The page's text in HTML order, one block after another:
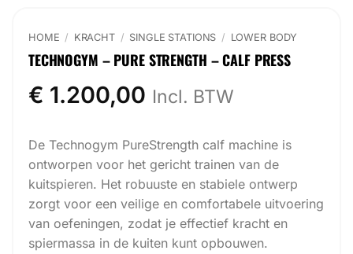
HOME / KRACHT / SINGLE STATIONS / LOWER BODY
TECHNOGYM – PURE STRENGTH – CALF PRESS
€ 1.200,00 Incl. BTW
De Technogym PureStrength calf machine is
ontworpen voor het gericht trainen van de
kuitspieren. Het robuuste en stabiele ontwerp
zorgt voor een veilige en comfortabele uitvoering
van oefeningen, zodat je effectief kracht en
spiermassa in de kuiten kunt opbouwen.